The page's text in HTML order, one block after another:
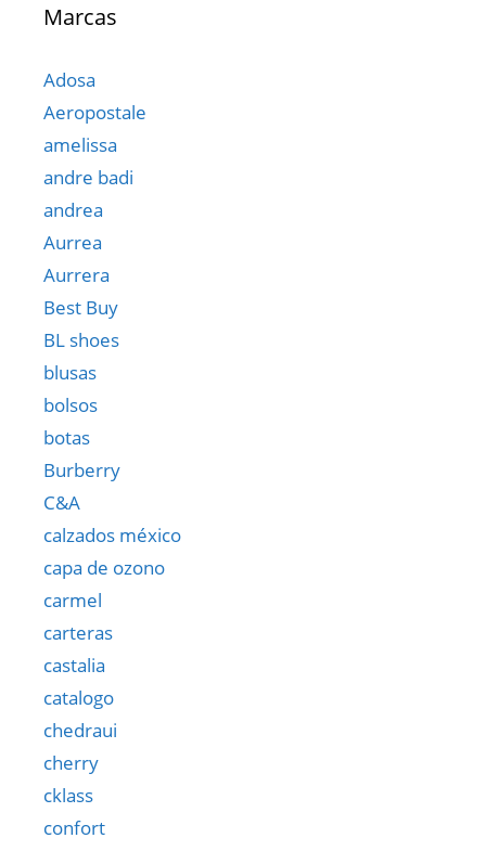
Marcas
Adosa
Aeropostale
amelissa
andre badi
andrea
Aurrea
Aurrera
Best Buy
BL shoes
blusas
bolsos
botas
Burberry
C&A
calzados méxico
capa de ozono
carmel
carteras
castalia
catalogo
chedraui
cherry
cklass
confort